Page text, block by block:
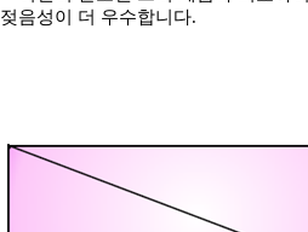
젖음성이 더 우수합니다.